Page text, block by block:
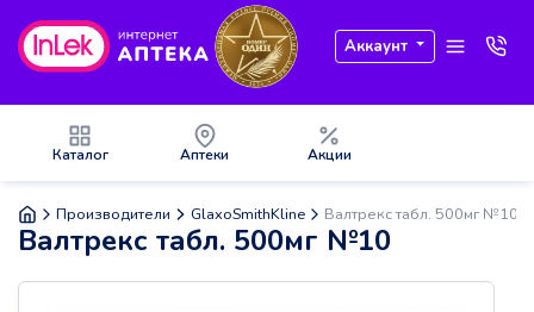
Аккаунт
Каталог Аптеки Акции
Производители GlaxoSmithKline Валтрекс табл. 500мг №10
Валтрекс табл. 500мг №10